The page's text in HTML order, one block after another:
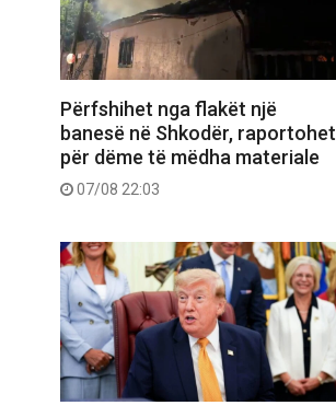
Përfshihet nga flakët një
banesë në Shkodër, raportohet
për dëme të mëdha materiale
07/08 22:03